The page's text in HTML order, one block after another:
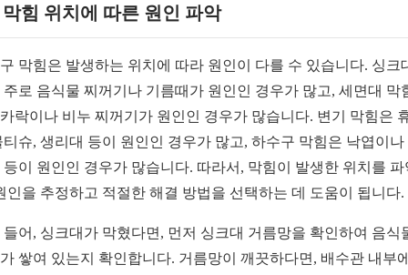
막힘 위치에 따른 원인 파악
막힘은 발생하는 위치에 따라 원인이 다를 수 있습니다. 싱크
주로 음식물 찌꺼기나 기름때가 원인인 경우가 많고, 세면대 막
락이나 비누 찌꺼기가 원인인 경우가 많습니다. 변기 막힘은
티슈, 생리대 등이 원인인 경우가 많고, 하수구 막힘은 낙엽이나
등이 원인인 경우가 많습니다. 따라서, 막힘이 발생한 위치를 파
인을 추정하고 적절한 해결 방법을 선택하는 데 도움이 됩니다.
들어, 싱크대가 막혔다면, 먼저 싱크대 거름망을 확인하여 음식
쌓여 있는지 확인합니다. 거름망이 깨끗하다면, 배수관 내부